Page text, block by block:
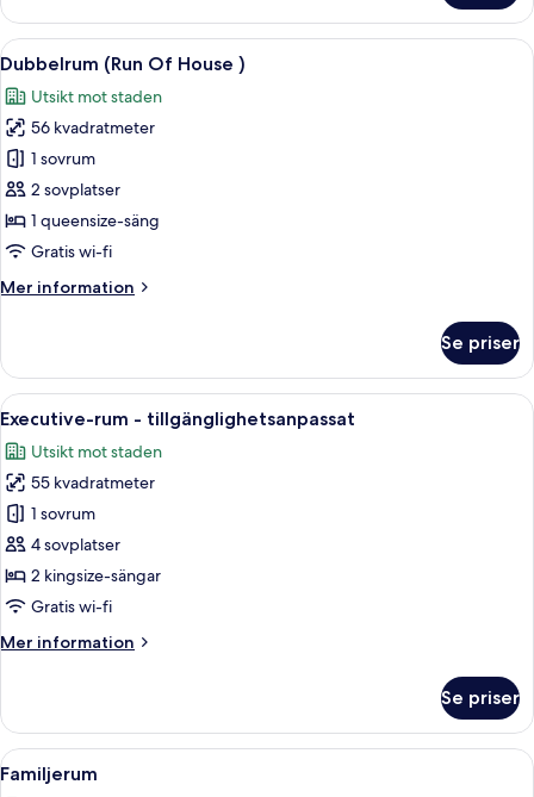
Öppna
alla
foton
för
Dubbelrum
(Run
Of
House
Ett modernt hotellrum med en stor
13
Dubbelrum (Run Of House )
Utsikt mot staden
56 kvadratmeter
1 sovrum
2 sovplatser
1 queensize-säng
Gratis wi-fi
Mer information
Mer
(Run
Of
House
Se priser
Öppna
alla
foton
för
Executive-
rum
-
tillgänglighetsanpassat
Ett modernt hotellrum med en
6
Executive-rum - tillgänglighetsanpassat
Utsikt mot staden
55 kvadratmeter
1 sovrum
4 sovplatser
2 kingsize-sängar
Gratis wi-fi
Mer information
Mer
rum
tillgänglighetsanpassat
Se priser
Öppna
alla
Ett hotellrum med ett tält, en stol och
11
Familjerum